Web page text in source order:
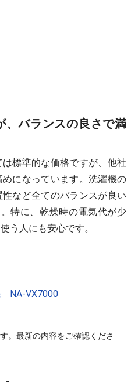
、バランスの良さで満
標準的な価格ですが、他社
になっています。洗濯機の
など全てのバランスが良い
特に、乾燥時の電気代が少
う人にも安心です。
NA-VX7000
。最新の内容をご確認くださ